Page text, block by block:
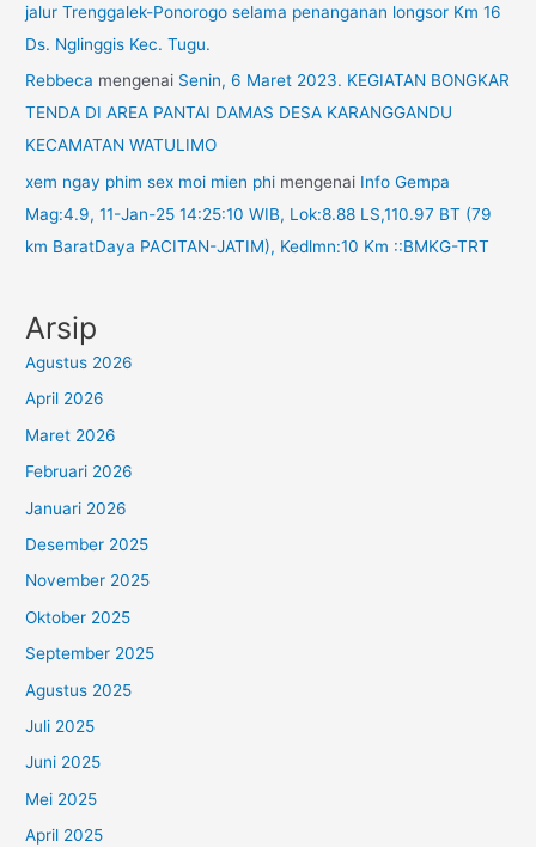
jalur Trenggalek-Ponorogo selama penanganan longsor Km 16
Ds. Nglinggis Kec. Tugu.
Rebbeca mengenai Senin, 6 Maret 2023. KEGIATAN BONGKAR
TENDA DI AREA PANTAI DAMAS DESA KARANGGANDU
KECAMATAN WATULIMO
xem ngay phim sex moi mien phi mengenai Info Gempa
Mag:4.9, 11-Jan-25 14:25:10 WIB, Lok:8.88 LS,110.97 BT (79
km BaratDaya PACITAN-JATIM), Kedlmn:10 Km ::BMKG-TRT
Arsip
Agustus 2026
April 2026
Maret 2026
Februari 2026
Januari 2026
Desember 2025
November 2025
Oktober 2025
September 2025
Agustus 2025
Juli 2025
Juni 2025
Mei 2025
April 2025